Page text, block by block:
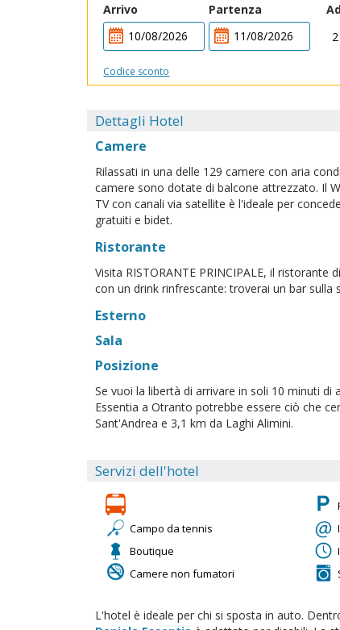
Arrivo Partenza
Codice sconto
Dettagli Hotel
Camere
Rilassati in una delle 129 camere con aria
camere sono dotate di balcone attrezzato. Il
TV con canali via satellite è l'ideale per
gratuiti e bidet.
Ristorante
Visita RISTORANTE PRINCIPALE, il
con un drink rinfrescante: troverai un bar
Esterno
Sala
Posizione
Se vuoi la libertà di arrivare in soli 10 minuti di
Essentia a Otranto potrebbe essere ciò che
Sant'Andrea e 3,1 km da Laghi Alimini.
Servizi dell'hotel
Campo da tennis
Boutique
Camere non fumatori
L'hotel è ideale per chi si sposta in auto.